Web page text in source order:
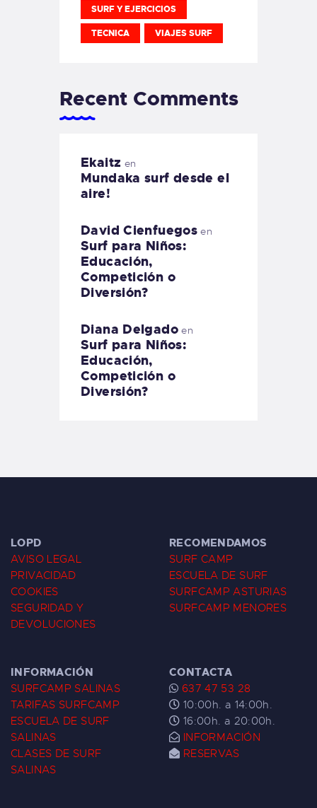
SURF Y EJERCICIOS
TECNICA VIAJES SURF
Recent Comments
Ekaitz en
Mundaka surf desde el
aire!
David Cienfuegos en
Surf para Niños:
Educación,
Competición o
Diversión?
Diana Delgadoen
Surf para Niños:
Educación,
Competición o
Diversión?
LOPD
AVISO LEGAL
PRIVACIDAD
COOKIES
SEGURIDAD Y
DEVOLUCIONES
RECOMENDAMOS
SURF CAMP
ESCUELA DE SURF
SURFCAMP ASTURIAS
SURFCAMP MENORES
INFORMACIÓN
SURFCAMP SALINAS
TARIFAS SURFCAMP
ESCUELA DE SURF
SALINAS
CLASES DE SURF
SALINAS
CONTACTA
637 47 53 28
10:00h. a 14:00h.
16:00h. a 20:00h.
INFORMACIÓN
RESERVAS